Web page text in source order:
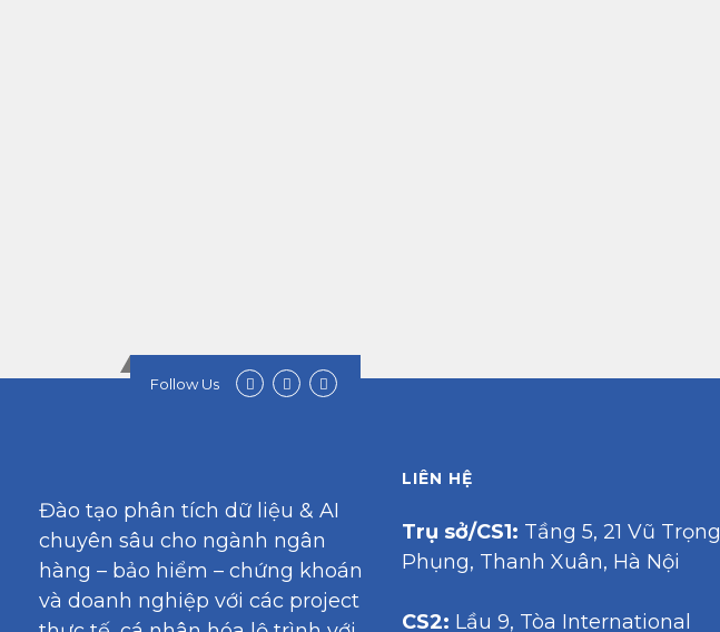
Follow Us
Đào tạo phân tích dữ liệu & AI
chuyên sâu cho ngành ngân
hàng – bảo hiểm – chứng khoán
và doanh nghiệp với các project
LIÊN HỆ
Trụ sở/CS1: Tầng 5, 21 Vũ Trọng
Phụng, Thanh Xuân, Hà Nội
CS2: Lầu 9, Tòa International